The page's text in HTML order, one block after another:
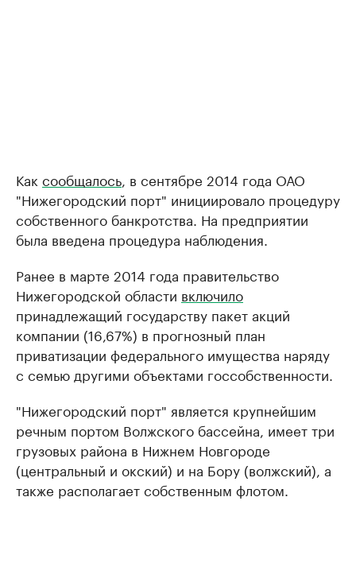
Как сообщалось, в сентябре 2014 года ОАО
"Нижегородский порт" инициировало процедуру
собственного банкротства. На предприятии
была введена процедура наблюдения.
Ранее в марте 2014 года правительство
Нижегородской области включило
принадлежащий государству пакет акций
компании (16,67%) в прогнозный план
приватизации федерального имущества наряду
с семью другими объектами госсобственности.
"Нижегородский порт" является крупнейшим
речным портом Волжского бассейна, имеет три
грузовых района в Нижнем Новгороде
(центральный и окский) и на Бору (волжский), а
также располагает собственным флотом.